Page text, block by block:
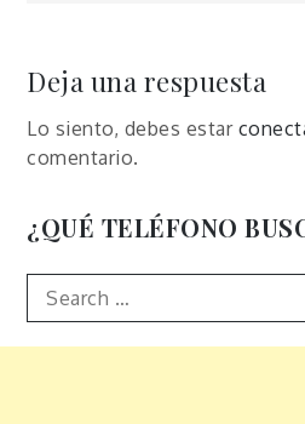
entradas
Deja una respuesta
Lo siento, debes estar
comentario.
¿QUÉ TELÉFONO
Search
for: